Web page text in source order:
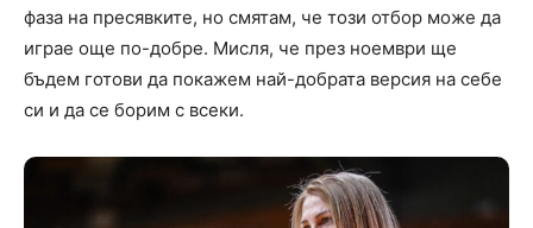
фаза на пресявките, но смятам, че този отбор може да
играе още по-добре. Мисля, че през ноември ще
бъдем готови да покажем най-добрата версия на себе
си и да се борим с всеки.